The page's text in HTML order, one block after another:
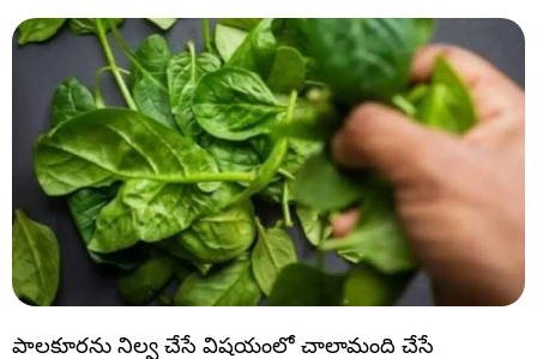
పాలకూరను నిల్వ చేసే విషయంలో చాలామంది చేసే